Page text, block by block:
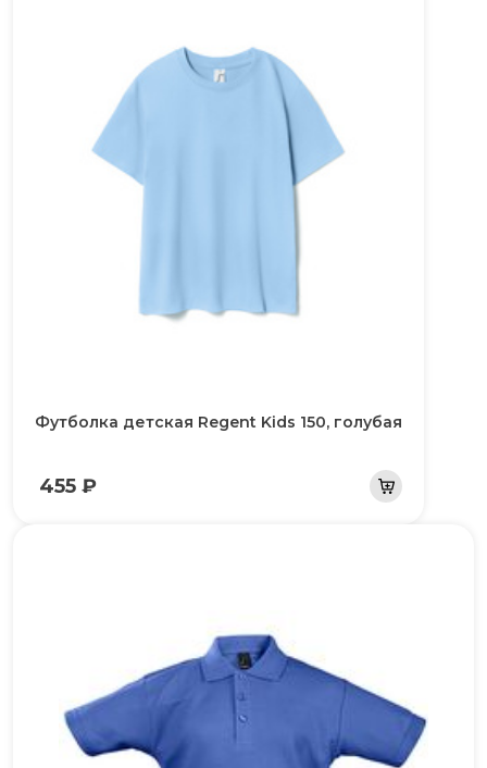
Футболка детская Regent Kids 150, голубая
455 ₽